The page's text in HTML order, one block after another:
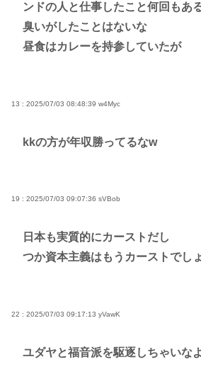
ンドの人と仕事したこと何回もあ
臭いがしたことはないな
昼食はカレーを持参していたが
13 : 2025/07/03 08:48:39 w4Myc
kkの方が年収勝ってるなw
19 : 2025/07/03 09:07:36 sVBob
日本も実質的にカーストだし
つか資本主義はもうカーストでしょ
22 : 2025/07/03 09:17:13 yVawK
ユダヤと福音派を駆逐しちゃいな